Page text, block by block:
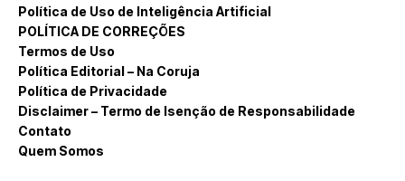
Política de Uso de Inteligência Artificial
POLÍTICA DE CORREÇÕES
Termos de Uso
Política Editorial – Na Coruja
Política de Privacidade
Disclaimer – Termo de Isenção de Responsabilidade
Contato
Quem Somos